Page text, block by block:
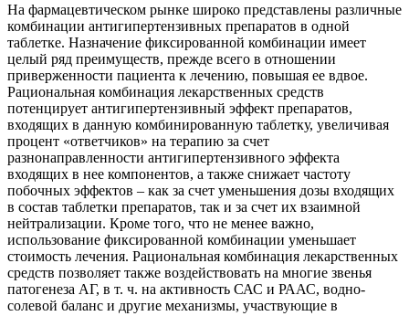
На фармацевтическом рынке широко представлены различные
комбинации антигипертензивных препаратов в одной
таблетке. Назначение фиксированной комбинации имеет
целый ряд преимуществ, прежде всего в отношении
приверженности пациента к лечению, повышая ее вдвое.
Рациональная комбинация лекарственных средств
потенцирует антигипертензивный эффект препаратов,
входящих в данную комбинированную таблетку, увеличивая
процент «ответчиков» на терапию за счет
разнонаправленности антигипертензивного эффекта
входящих в нее компонентов, а также снижает частоту
побочных эффектов – как за счет уменьшения дозы входящих
в состав таблетки препаратов, так и за счет их взаимной
нейтрализации. Кроме того, что не менее важно,
использование фиксированной комбинации уменьшает
стоимость лечения. Рациональная комбинация лекарственных
средств позволяет также воздействовать на многие звенья
патогенеза АГ, в т. ч. на активность САС и РААС, водно-
солевой баланс и другие механизмы, участвующие в